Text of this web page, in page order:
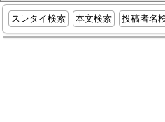
スレタイ検索 本文検索 投稿者名